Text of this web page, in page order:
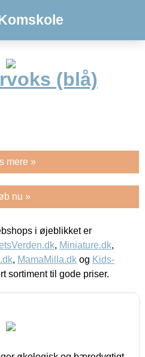
(blå)
mere »
nu »
i øjeblikket er
, Miniature.dk,
, MamaMilla.dk og Kids-
sortiment til gode priser.